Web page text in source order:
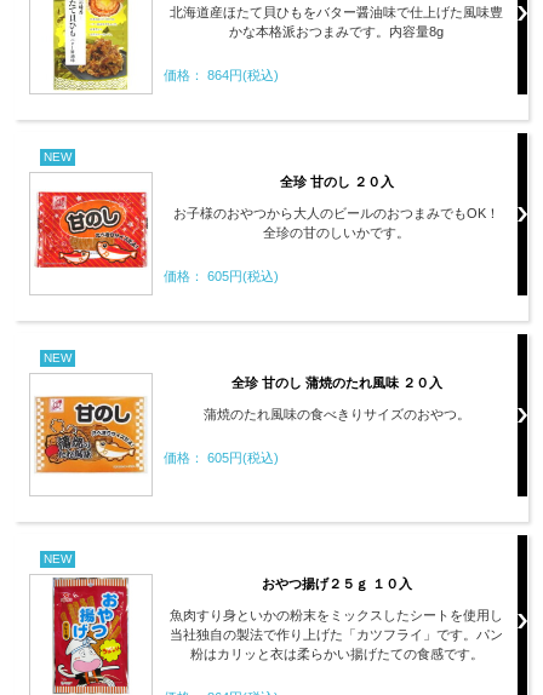
北海道産ほたて貝ひもをバター醤油味で仕上げた風味豊
かな本格派おつまみです。内容量8g
価格： 864円(税込)
NEW
全珍 甘のし ２０入
お子様のおやつから大人のビールのおつまみでもOK！
全珍の甘のしいかです。
価格： 605円(税込)
NEW
全珍 甘のし 蒲焼のたれ風味 ２０入
蒲焼のたれ風味の食べきりサイズのおやつ。
価格： 605円(税込)
NEW
おやつ揚げ２５ｇ １０入
魚肉すり身といかの粉末をミックスしたシートを使用し
当社独自の製法で作り上げた「カツフライ」です。パン
粉はカリッと衣は柔らかい揚げたての食感です。